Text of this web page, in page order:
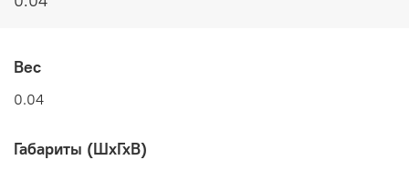
Вес
0.04
Габариты (ШхГхВ)